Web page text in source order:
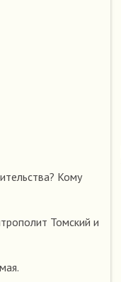
Кому
Томский и